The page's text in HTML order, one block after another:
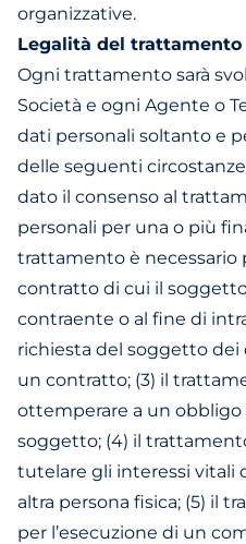
organizzative.
Legalità del trattamento
Ogni trattamento sarà
Società e ogni Agente o
dati personali soltanto e
delle seguenti
dato il consenso al
personali per una o più
trattamento è necessario
contratto di cui il
contraente o al fine di
richiesta del soggetto
un contratto; (3) il
ottemperare a un obbligo
soggetto; (4) il
tutelare gli interessi vitali
altra persona fisica; (5) il
per l’esecuzione di un